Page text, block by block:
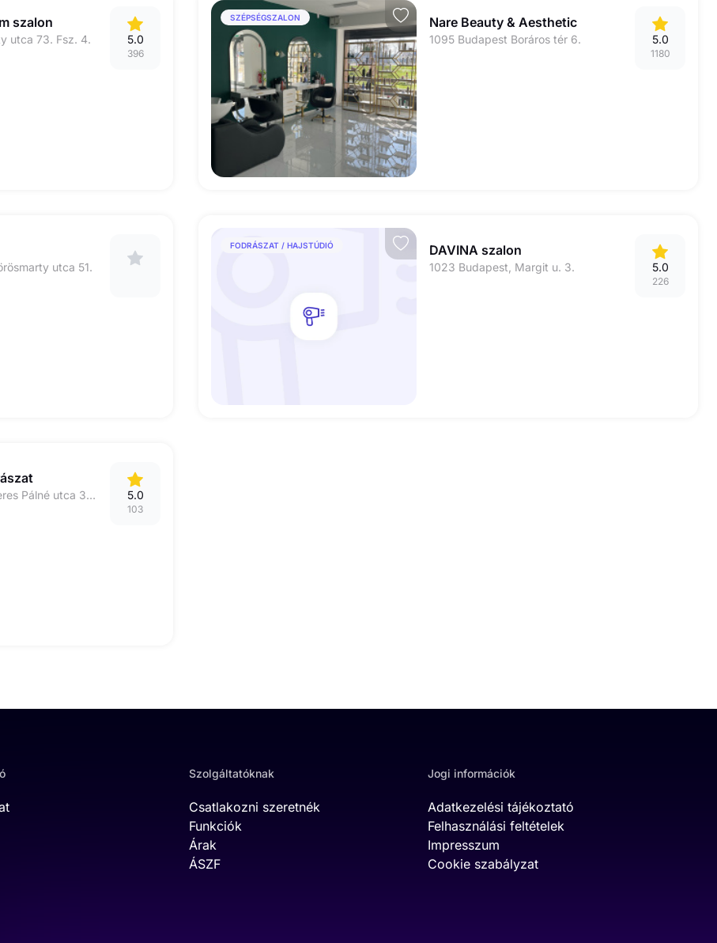
szalon
utca 73. Fsz. 4. 5.0
396
SZÉPSÉGSZALON Nare Beauty & Aesthetic
1095 Budapest Boráros tér 6. 5.0
1180
utca 51.
FODRÁSZAT / HAJSTÚDIÓ DAVINA szalon
1023 Budapest, Margit u. 3. 5.0
226
1053, Budapest Veres Pálné utca 30. fsz. 4. 4-es kapucsengő 5.0
103
Szolgáltatóknak
Csatlakozni szeretnék
Funkciók
Árak
ÁSZF
Jogi információk
Adatkezelési tájékoztató
Felhasználási feltételek
Impresszum
Cookie szabályzat